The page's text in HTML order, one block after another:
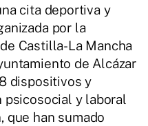
cita deportiva y
por la
Castilla-La Mancha
de Alcázar
dispositivos y
y laboral
que han sumado